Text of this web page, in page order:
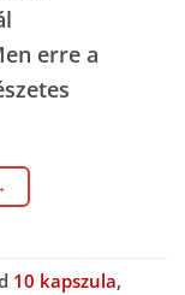
erre a
10 kapszula,